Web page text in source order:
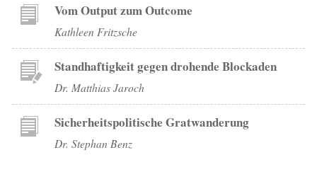
Vom Output zum Outcome
Kathleen Fritzsche
Standhaftigkeit gegen drohende Blockaden
Dr. Matthias Jaroch
Sicherheitspolitische Gratwanderung
Dr. Stephan Benz